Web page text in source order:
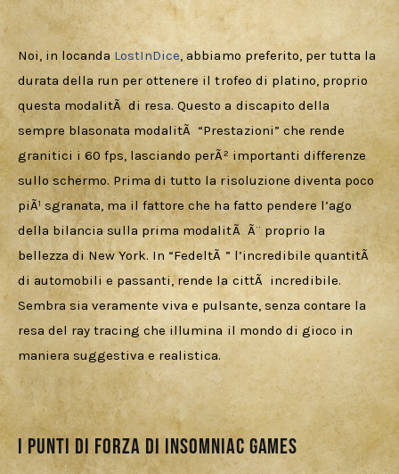
Noi, in locanda LostInDice, abbiamo preferito, per tutta la
durata della run per ottenere il trofeo di platino, proprio
questa modalitÃ  di resa. Questo a discapito della
sempre blasonata modalitÃ  “Prestazioni” che rende
granitici i 60 fps, lasciando perÃ² importanti differenze
sullo schermo. Prima di tutto la risoluzione diventa poco
piÃ¹ sgranata, ma il fattore che ha fatto pendere l’ago
della bilancia sulla prima modalitÃ  Ã¨ proprio la
bellezza di New York. In “FedeltÃ ” l’incredibile quantitÃ
di automobili e passanti, rende la cittÃ  incredibile.
Sembra sia veramente viva e pulsante, senza contare la
resa del ray tracing che illumina il mondo di gioco in
maniera suggestiva e realistica.
I punti di forza di Insomniac Games